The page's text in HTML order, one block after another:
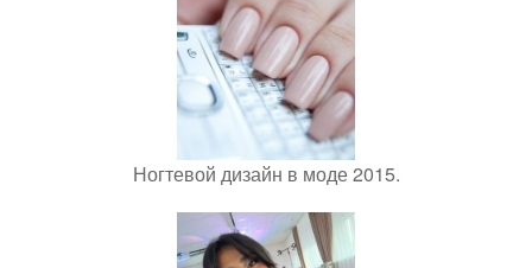
Ногтевой дизайн в моде 2015.